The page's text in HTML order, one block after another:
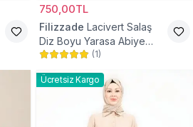
750,00TL
Filizzade Lacivert Salaş
Diz Boyu Yarasa Abiye
Tunik
(1)
Ücretsiz Kargo